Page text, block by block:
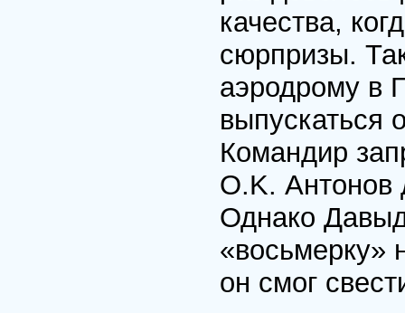
качества,
сюрпризы.
аэродрому в
выпускаться
Командир
O.K. Антонов
Однако
«восьмерку»
он смог